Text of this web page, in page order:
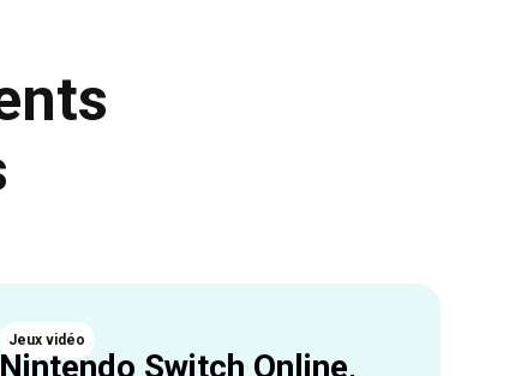
Jeux vidéo
Nintendo Switch Online,